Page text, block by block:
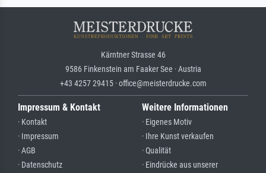
Kärntner Strasse 46
9586 Finkenstein am Faaker See · Austria
+43 4257 29415 · office@meisterdrucke.com
Impressum & Kontakt
· Kontakt
· Impressum
· AGB
· Datenschutz
Weitere Informationen
· Eigenes Motiv
· Ihre Kunst verkaufen
· Qualität
· Eindrücke aus unserer